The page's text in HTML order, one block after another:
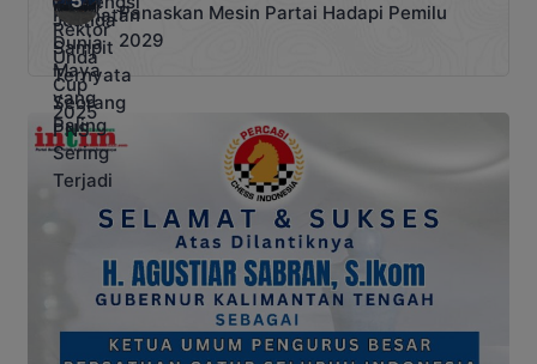
Panaskan Mesin Partai Hadapi Pemilu
2029